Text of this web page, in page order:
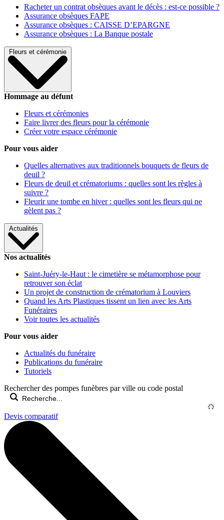
Racheter un contrat obsèques avant le décès : est-ce possible ?
Assurance obsèques FAPE
Assurance obsèques : CAISSE D’EPARGNE
Assurance obsèques : La Banque postale
Fleurs et cérémonie
Hommage au défunt
Fleurs et cérémonies
Faire livrer des fleurs pour la cérémonie
Créer votre espace cérémonie
Pour vous aider
Quelles alternatives aux traditionnels bouquets de fleurs de
deuil ?
Fleurs de deuil et crématoriums : quelles sont les règles à
suivre ?
Fleurir une tombe en hiver : quelles sont les fleurs qui ne
gèlent pas ?
Actualités
Nos actualités
Saint-Juéry-le-Haut : le cimetière se métamorphose pour
retrouver son éclat
Un projet de construction de crématorium à Louviers
Quand les Arts Plastiques tissent un lien avec les Arts
Funéraires
Voir toutes les actualités
Pour vous aider
Actualités du funéraire
Publications du funéraire
Tutoriels
Rechercher des pompes funèbres par ville ou code postal
Devis comparatif